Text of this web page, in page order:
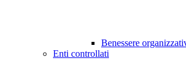
Benessere
Enti controllati